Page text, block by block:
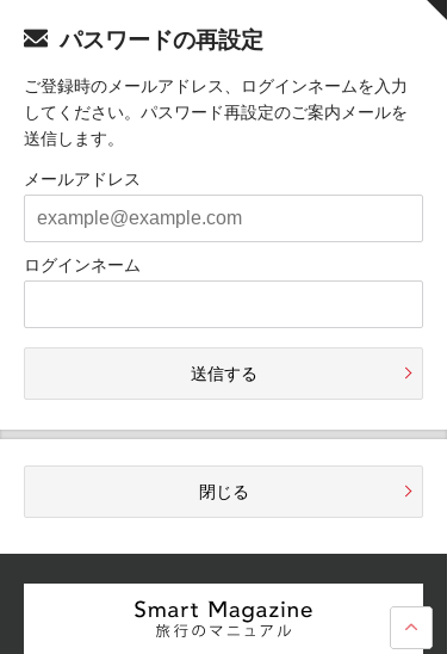
パスワードの再設定
ご登録時のメールアドレス、ログインネームを入力
してください。パスワード再設定のご案内メールを
送信します。
メールアドレス
ログインネーム
送信する
閉じる